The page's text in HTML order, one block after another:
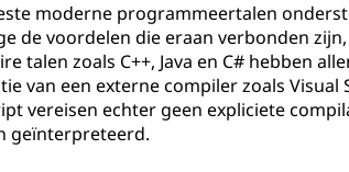
moderne programmeertalen
de voordelen die eraan verbonden
talen zoals C++, Java en C# hebben
van een externe compiler zoals
vereisen echter geen expliciete
geïnterpreteerd.